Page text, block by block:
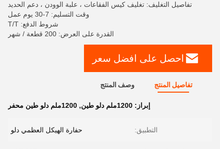
تفاصيل التغليف: تغليف كيس الفقاعات ، علبة الوودن ، دعم الحديد
وقت التسليم: 7-30 يوم عمل
شروط الدفع: T/T
القدرة على العرض: 200 قطعة / شهر
احصل على افضل سعر
تفاصيل المنتج وصف المنتج
إبراز: 1200ملم دلو طين , 1200ملم دلو طين محفر
التطبيق: حفارة الهيكل العظمي دلو